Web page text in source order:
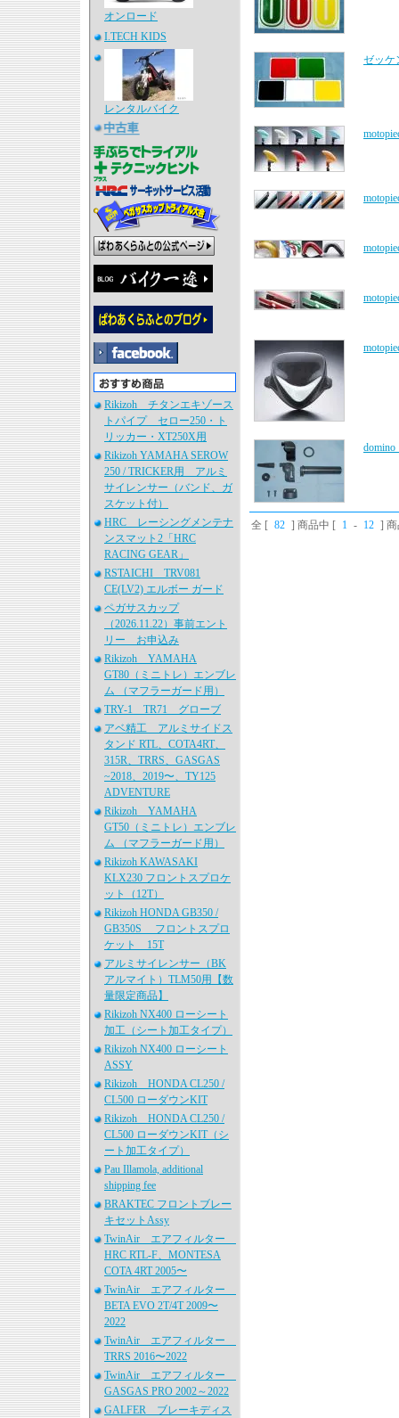
オンロード
I.TECH KIDS
レンタルバイク
Rikizoh チタンエキゾース
トパイプ セロー250・ト
リッカー・XT250X用
Rikizoh YAMAHA SEROW
250 / TRICKER用 アルミ
サイレンサー（バンド、ガ
スケット付）
HRC レーシングメンテナ
ンスマット2「HRC
RACING GEAR」
RSTAICHI TRV081
CE(LV2) エルボー ガード
ペガサスカップ
（2026.11.22）事前エント
リー お申込み
Rikizoh YAMAHA
GT80（ミニトレ）エンブレ
ム （マフラーガード用）
TRY-1 TR71 グローブ
アベ精工 アルミサイドス
タンド RTL、COTA4RT、
315R、TRRS、GASGAS
~2018、2019〜、TY125
ADVENTURE
Rikizoh YAMAHA
GT50（ミニトレ）エンブレ
ム （マフラーガード用）
Rikizoh KAWASAKI
KLX230 フロントスプロケ
ット（12T）
Rikizoh HONDA GB350 /
GB350S フロントスプロ
ケット 15T
アルミサイレンサー（BK
アルマイト）TLM50用【数
量限定商品】
Rikizoh NX400 ローシート
加工（シート加工タイプ）
Rikizoh NX400 ローシート
ASSY
Rikizoh HONDA CL250 /
CL500 ローダウンKIT
Rikizoh HONDA CL250 /
CL500 ローダウンKIT（シ
ート加工タイプ）
Pau Illamola, additional
shipping fee
BRAKTEC フロントブレー
キセットAssy
TwinAir エアフィルター
HRC RTL-F、MONTESA
COTA 4RT 2005〜
TwinAir エアフィルター
BETA EVO 2T/4T 2009〜
2022
TwinAir エアフィルター
TRRS 2016〜2022
TwinAir エアフィルター
GASGAS PRO 2002～2022
GALFER ブレーキディス
ゼッケ
全 [ 82 ] 商品中 [ 1 - 12 ] 商